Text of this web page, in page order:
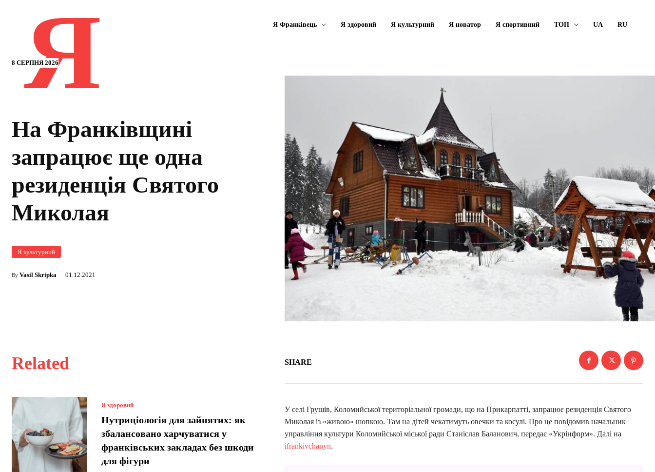
8 СЕРПНЯ 2026
Я Я Франківець Я здоровий Я культурний Я новатор Я спортивний ТОП UA RU
На Франківщині
запрацює ще одна
резиденція Святого
Миколая
Я культурний
By Vasil Skripka 01.12.2021
Related
Я здоровий
Нутриціологія для зайнятих: як
збалансовано харчуватися у
франківських закладах без шкоди
для фігури
SHARE
У селі Грушів, Коломийської територіальної громади, що на Прикарпатті, запрацює резиденція Святого
Миколая із «живою» шопкою. Там на дітей чекатимуть овечки та косулі. Про це повідомив начальник
управління культури Коломийської міської ради Станіслав Баланович, передає «Укрінформ». Далі на
ifrankivchanyn.